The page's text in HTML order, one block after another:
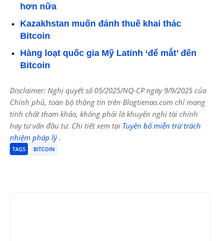
hơn nữa
Kazakhstan muốn đánh thuế khai thác
Bitcoin
Hàng loạt quốc gia Mỹ Latinh ‘để mắt’ đến
Bitcoin
Disclaimer: Nghị quyết số 05/2025/NQ-CP ngày 9/9/2025 của
Chính phủ, toàn bộ thông tin trên Blogtienao.com chỉ mang
tính chất tham khảo, không phải là khuyến nghị tài chính
hay tư vấn đầu tư. Chi tiết xem tại Tuyên bố miễn trừ trách
nhiệm pháp lý.
TAGS BITCOIN